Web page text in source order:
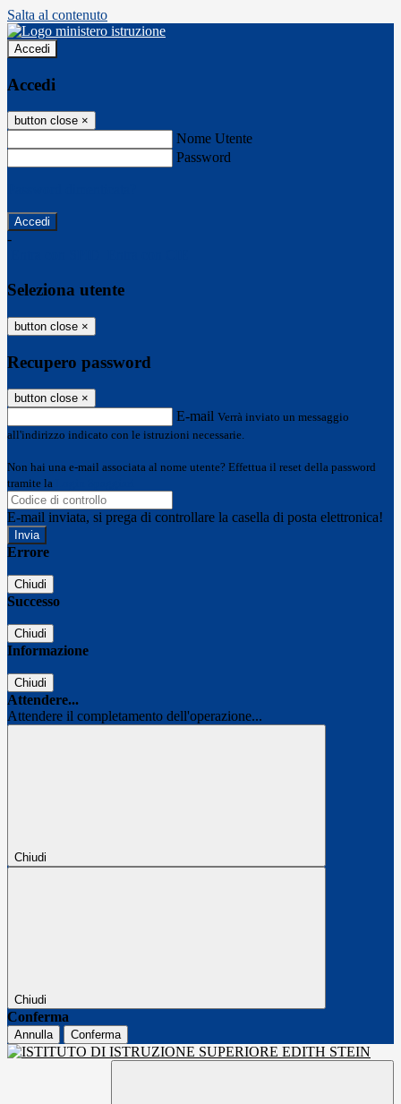
Salta al contenuto
Accedi
Accedi
button close ×
Nome Utente
Password
-
Seleziona utente
button close ×
Recupero password
button close ×
E-mail Verrà inviato un messaggio
all'indirizzo indicato con le istruzioni necessarie.
Non hai una e-mail associata al nome utente? Effettua il reset della password
tramite la
E-mail inviata, si prega di controllare la casella di posta elettronica!
Errore
Chiudi
Successo
Chiudi
Informazione
Chiudi
Attendere...
Attendere il completamento dell'operazione...
Chiudi
Chiudi
Conferma
Annulla Conferma